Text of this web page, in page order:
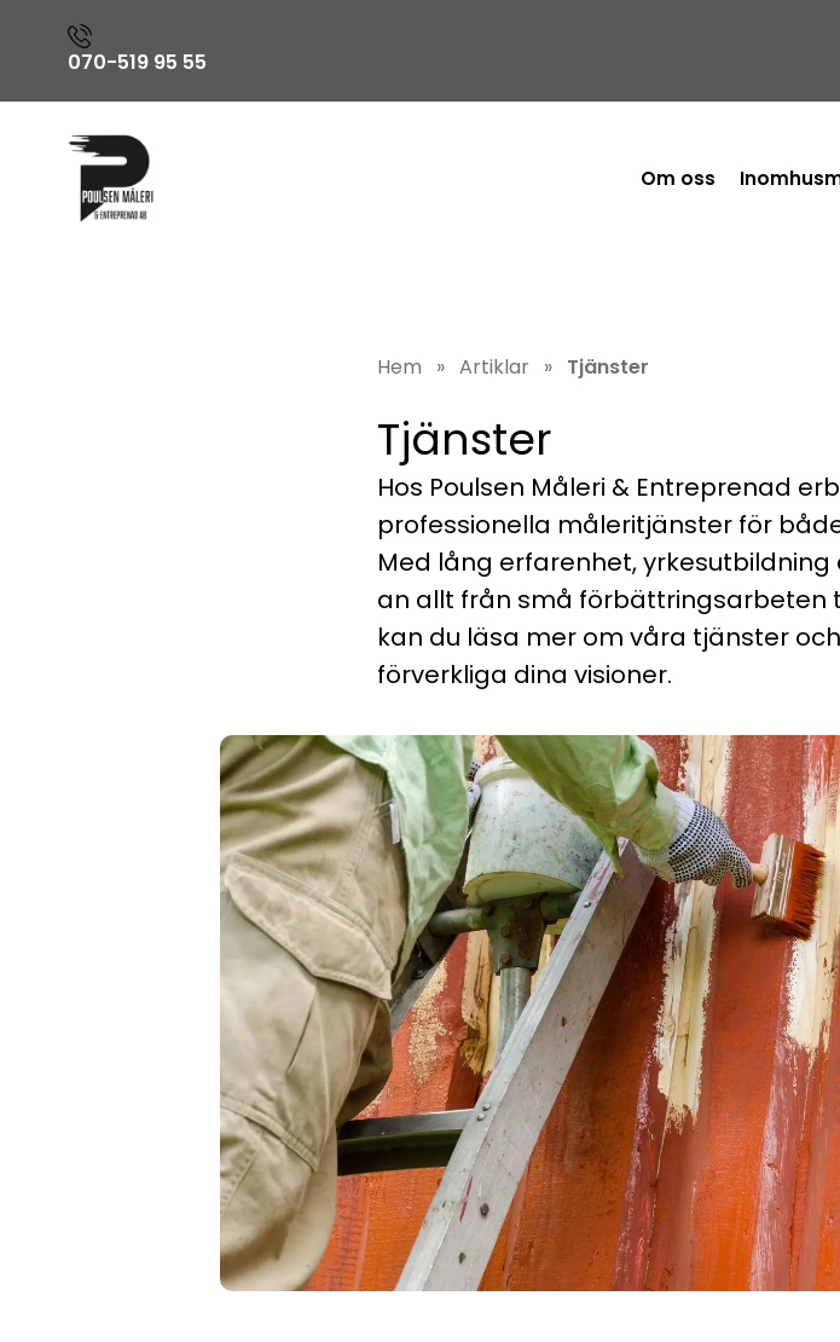
070-519 95 55
Om oss
Hem » Artiklar » Tjänster
Tjänster
Hos Poulsen Måleri & Entreprenad
professionella måleritjänster för
Med lång erfarenhet,
an allt från små förbättringsarbeten
kan du läsa mer om våra tjänster
förverkliga dina visioner.